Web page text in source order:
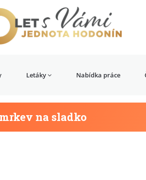
Letáky Nabídka práce
na sladko